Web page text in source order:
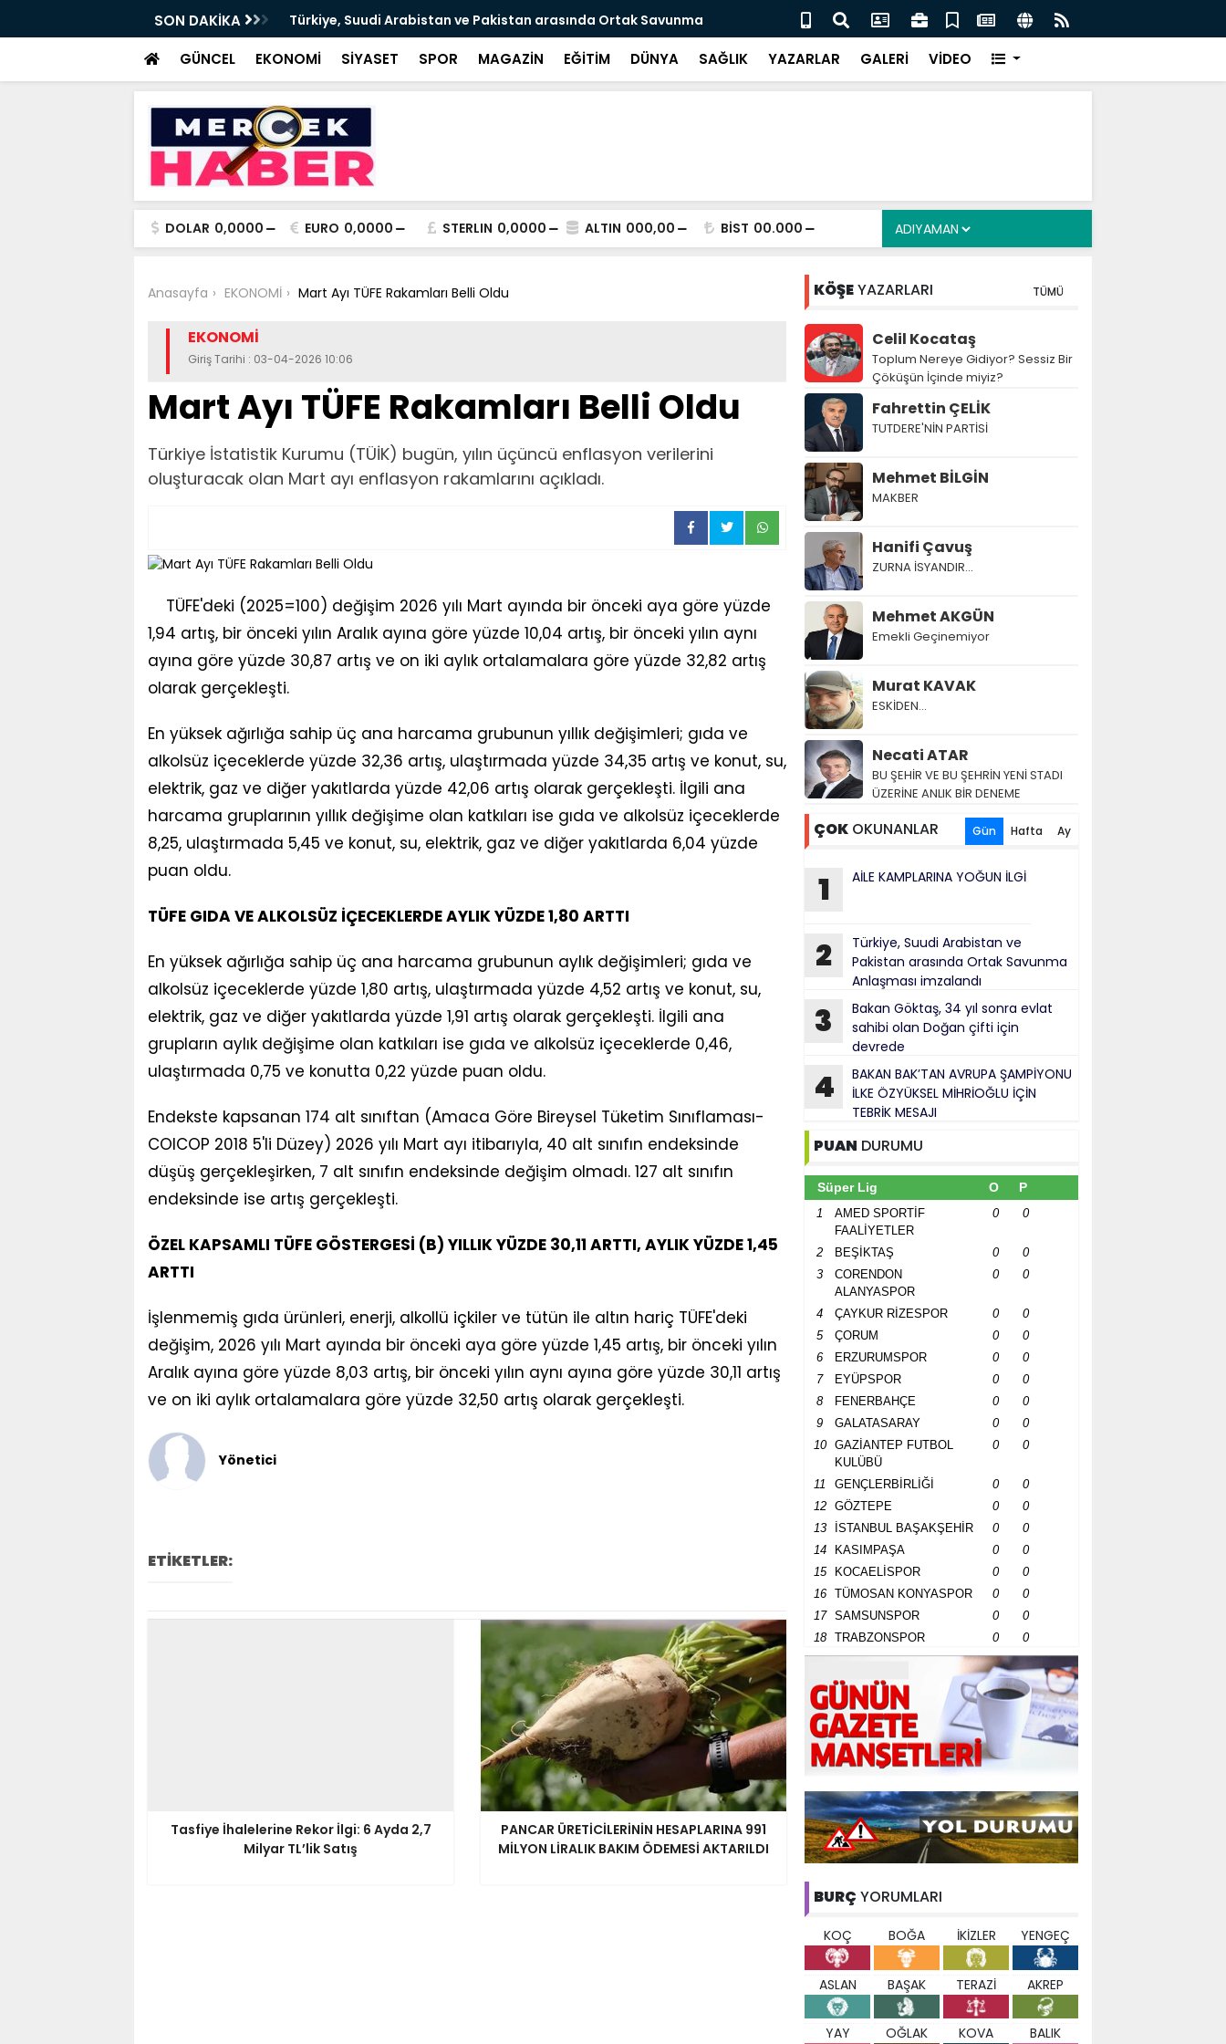
SON DAKİKA
İLKE ÖZYÜKSEL MİHRİOĞLU İÇİN
Türkiye, Suudi Arabistan ve Pakistan arasında Ortak Savunma
Anlaşması imzalandı
Bakan Göktaş, 34 yıl sonra evlat sahibi olan Doğan çifti için
devrede
GÜNCEL EKONOMİ SİYASET SPOR MAGAZİN EĞİTİM DÜNYA SAĞLIK YAZARLAR GALERİ VİDEO
DOLAR 0,0000 EURO 0,0000 STERLIN 0,0000 ALTIN 000,00 BİST 00.000
Anasayfa EKONOMİ Mart Ayı TÜFE Rakamları Belli Oldu
EKONOMİ
Giriş Tarihi : 03-04-2026 10:06
Mart Ayı TÜFE Rakamları Belli Oldu
Türkiye İstatistik Kurumu (TÜİK) bugün, yılın üçüncü enflasyon verilerini
oluşturacak olan Mart ayı enflasyon rakamlarını açıkladı.
TÜFE'deki (2025=100) değişim 2026 yılı Mart ayında bir önceki aya göre yüzde
1,94 artış, bir önceki yılın Aralık ayına göre yüzde 10,04 artış, bir önceki yılın aynı
ayına göre yüzde 30,87 artış ve on iki aylık ortalamalara göre yüzde 32,82 artış
olarak gerçekleşti.
En yüksek ağırlığa sahip üç ana harcama grubunun yıllık değişimleri; gıda ve
alkolsüz içeceklerde yüzde 32,36 artış, ulaştırmada yüzde 34,35 artış ve konut, su,
elektrik, gaz ve diğer yakıtlarda yüzde 42,06 artış olarak gerçekleşti. İlgili ana
harcama gruplarının yıllık değişime olan katkıları ise gıda ve alkolsüz içeceklerde
8,25, ulaştırmada 5,45 ve konut, su, elektrik, gaz ve diğer yakıtlarda 6,04 yüzde
puan oldu.
TÜFE GIDA VE ALKOLSÜZ İÇECEKLERDE AYLIK YÜZDE 1,80 ARTTI
En yüksek ağırlığa sahip üç ana harcama grubunun aylık değişimleri; gıda ve
alkolsüz içeceklerde yüzde 1,80 artış, ulaştırmada yüzde 4,52 artış ve konut, su,
elektrik, gaz ve diğer yakıtlarda yüzde 1,91 artış olarak gerçekleşti. İlgili ana
grupların aylık değişime olan katkıları ise gıda ve alkolsüz içeceklerde 0,46,
ulaştırmada 0,75 ve konutta 0,22 yüzde puan oldu.
Endekste kapsanan 174 alt sınıftan (Amaca Göre Bireysel Tüketim Sınıflaması-
COICOP 2018 5'li Düzey) 2026 yılı Mart ayı itibarıyla, 40 alt sınıfın endeksinde
düşüş gerçekleşirken, 7 alt sınıfın endeksinde değişim olmadı. 127 alt sınıfın
endeksinde ise artış gerçekleşti.
ÖZEL KAPSAMLI TÜFE GÖSTERGESİ (B) YILLIK YÜZDE 30,11 ARTTI, AYLIK YÜZDE 1,45
ARTTI
İşlenmemiş gıda ürünleri, enerji, alkollü içkiler ve tütün ile altın hariç TÜFE'deki
değişim, 2026 yılı Mart ayında bir önceki aya göre yüzde 1,45 artış, bir önceki yılın
Aralık ayına göre yüzde 8,03 artış, bir önceki yılın aynı ayına göre yüzde 30,11 artış
ve on iki aylık ortalamalara göre yüzde 32,50 artış olarak gerçekleşti.
Yönetici
ETİKETLER:
Tasfiye İhalelerine Rekor İlgi: 6 Ayda 2,7
Milyar TL’lik Satış
PANCAR ÜRETİCİLERİNİN HESAPLARINA 991
MİLYON LİRALIK BAKIM ÖDEMESİ AKTARILDI
KÖŞEYAZARLARI TÜMÜ
Celil Kocataş
Toplum Nereye Gidiyor? Sessiz Bir
Çöküşün İçinde miyiz?
Fahrettin ÇELİK
TUTDERE'NİN PARTİSİ
Mehmet BİLGİN
MAKBER
Hanifi Çavuş
ZURNA İSYANDIR...
Mehmet AKGÜN
Emekli Geçinemiyor
Murat KAVAK
ESKİDEN...
Necati ATAR
BU ŞEHİR VE BU ŞEHRİN YENİ STADI
ÜZERİNE ANLIK BİR DENEME
ÇOK OKUNANLAR Gün Hafta Ay
1 AİLE KAMPLARINA YOĞUN İLGİ
2
Türkiye, Suudi Arabistan ve
Pakistan arasında Ortak Savunma
Anlaşması imzalandı
3
Bakan Göktaş, 34 yıl sonra evlat
sahibi olan Doğan çifti için
devrede
4
BAKAN BAK’TAN AVRUPA ŞAMPİYONU
İLKE ÖZYÜKSEL MİHRİOĞLU İÇİN
TEBRİK MESAJI
PUAN DURUMU
Süper Lig O P
1
AMED SPORTİF
FAALİYETLER
0 0
2 BEŞİKTAŞ 0
0
3
CORENDON
ALANYASPOR
0 0
4 ÇAYKUR RİZESPOR 0
0
5
ÇORUM 0
0
6
ERZURUMSPOR 0
0
7
EYÜPSPOR 0
0
8
FENERBAHÇE 0
0
9
GALATASARAY 0
0
10
GAZİANTEP FUTBOL
KULÜBÜ
0 0
11 GENÇLERBİRLİĞİ 0
0
12
GÖZTEPE 0
0
13
İSTANBUL BAŞAKŞEHİR 0
0
14
KASIMPAŞA 0
0
15
KOCAELİSPOR 0
0
16
TÜMOSAN KONYASPOR 0
0
17
SAMSUNSPOR 0
0
18
TRABZONSPOR 0 0
BURÇ YORUMLARI
KOÇ BOĞA İKİZLER YENGEÇ
ASLAN BAŞAK TERAZİ AKREP
YAY OĞLAK KOVA BALIK